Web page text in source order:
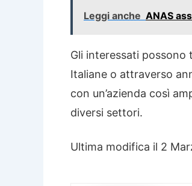
Leggi anche ANAS
Gli interessati
Italiane o attraverso
con un’azienda così
diversi settori.
Ultima modifica il 2